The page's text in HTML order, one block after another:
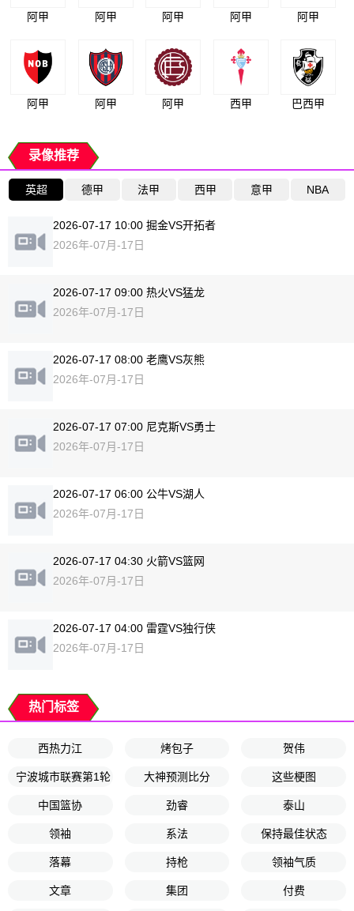
阿甲 阿甲 阿甲 阿甲 阿甲
阿甲 阿甲 阿甲 西甲 巴西甲
录像推荐
英超 德甲 法甲 西甲 意甲 NBA
2026-07-17 10:00 掘金VS开拓者
2026年-07月-17日
2026-07-17 09:00 热火VS猛龙
2026年-07月-17日
2026-07-17 08:00 老鹰VS灰熊
2026年-07月-17日
2026-07-17 07:00 尼克斯VS勇士
2026年-07月-17日
2026-07-17 06:00 公牛VS湖人
2026年-07月-17日
2026-07-17 04:30 火箭VS篮网
2026年-07月-17日
2026-07-17 04:00 雷霆VS独行侠
2026年-07月-17日
热门标签
西热力江 烤包子 贺伟
宁波城市联赛第1轮 大神预测比分 这些梗图
中国篮协 劲睿 泰山
领袖 系法 保持最佳状态
落幕 持枪 领袖气质
文章 集团 付费